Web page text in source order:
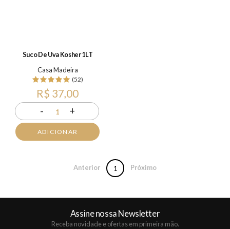
Suco De Uva Kosher 1LT
Casa Madeira
(52)
R$ 37,00
- 1 +
ADICIONAR
Anterior 1 Próximo
Assine nossa Newsletter
Receba novidade e ofertas em primeira mão.